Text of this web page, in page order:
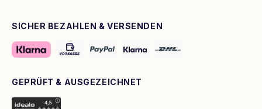
SICHER BEZAHLEN & VERSENDEN
GEPRÜFT & AUSGEZEICHNET